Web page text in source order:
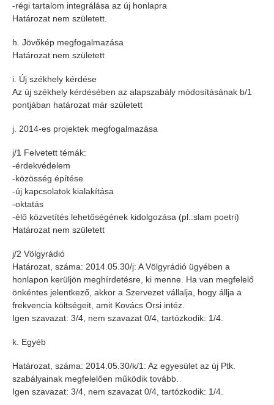
-régi tartalom integrálása az új honlapra
Határozat nem született.
h. Jövőkép megfogalmazása
Határozat nem született
i. Új székhely kérdése
Az új székhely kérdésében az alapszabály módosításának b/1
pontjában határozat már született
j. 2014-es projektek megfogalmazása
j/1 Felvetett témák:
-érdekvédelem
-közösség építése
-új kapcsolatok kialakítása
-oktatás
-élő közvetítés lehetőségének kidolgozása (pl.:slam poetri)
Határozat nem született
j/2 Völgyrádió
Határozat, száma: 2014.05.30/j: A Völgyrádió ügyében a
honlapon kerüljön meghírdetésre, ki menne. Ha van megfelelő
önkéntes jelentkező, akkor a Szervezet vállalja, hogy állja a
frekvencia költségeit, amit Kovács Orsi intéz.
Igen szavazat: 3/4, nem szavazat 0/4, tartózkodik: 1/4.
k. Egyéb
Határozat, száma: 2014.05.30/k/1: Az egyesület az új Ptk.
szabályainak megfelelően működik tovább.
Igen szavazat: 3/4, nem szavazat 0/4, tartózkodik: 1/4.